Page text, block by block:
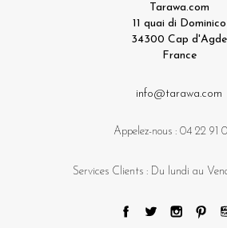
Tarawa.com
11 quai di Dominico
34300 Cap d'Agde
France
info@tarawa.com
Appelez-nous : 04 22 91
Services Clients : Du lundi au